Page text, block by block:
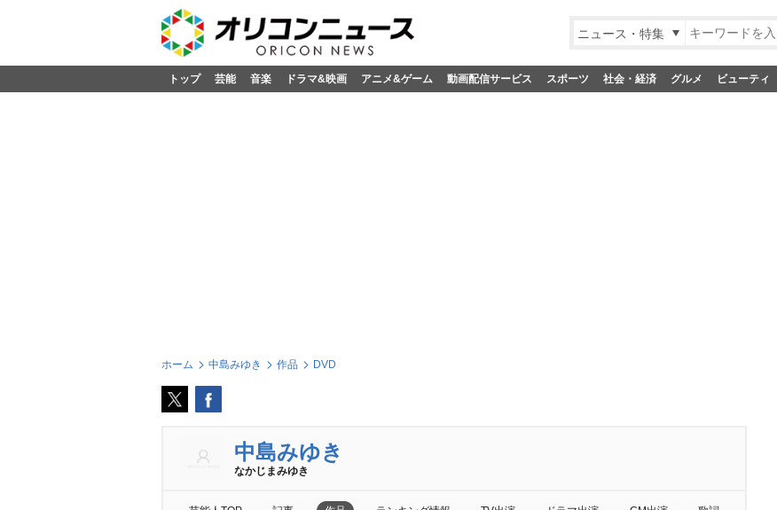
ニュース・特集
トップ 芸能 音楽 ドラマ&映画 アニメ&ゲーム 動画配信サービス スポーツ 社会・経済 グルメ ビューティ
ホーム 中島みゆき 作品 DVD
中島みゆき
なかじまみゆき